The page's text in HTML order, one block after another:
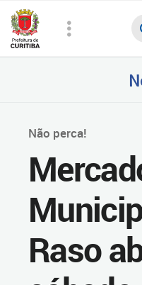
Não perca!
Raso